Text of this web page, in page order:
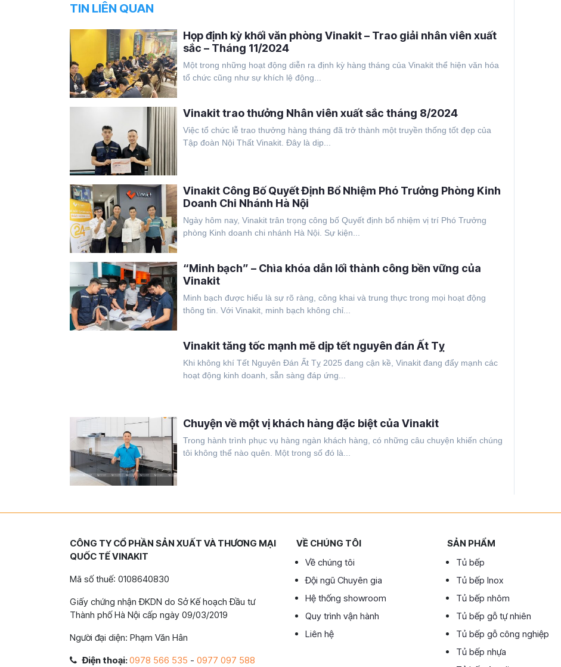
TIN LIÊN QUAN
Họp định kỳ khối văn phòng Vinakit – Trao giải nhân viên xuất
sắc – Tháng 11/2024
Một trong những hoạt động diễn ra định kỳ hàng tháng của Vinakit thể hiện văn hóa
tổ chức cũng như sự khích lệ động...
Vinakit trao thưởng Nhân viên xuất sắc tháng 8/2024
Việc tổ chức lễ trao thưởng hàng tháng đã trở thành một truyền thống tốt đẹp của
Tập đoàn Nội Thất Vinakit. Đây là dịp...
Vinakit Công Bố Quyết Định Bổ Nhiệm Phó Trưởng Phòng Kinh
Doanh Chi Nhánh Hà Nội
Ngày hôm nay, Vinakit trân trọng công bố Quyết định bổ nhiệm vị trí Phó Trưởng
phòng Kinh doanh chi nhánh Hà Nội. Sự kiện...
“Minh bạch” – Chìa khóa dẫn lối thành công bền vững của
Vinakit
Minh bạch được hiểu là sự rõ ràng, công khai và trung thực trong mọi hoạt động
thông tin. Với Vinakit, minh bạch không chỉ...
Vinakit tăng tốc mạnh mẽ dịp tết nguyên đán Ất Tỵ
Khi không khí Tết Nguyên Đán Ất Tỵ 2025 đang cận kề, Vinakit đang đẩy mạnh các
hoạt động kinh doanh, sẵn sàng đáp ứng...
Chuyện về một vị khách hàng đặc biệt của Vinakit
Trong hành trình phục vụ hàng ngàn khách hàng, có những câu chuyện khiến chúng
tôi không thể nào quên. Một trong số đó là...
CÔNG TY CỔ PHẦN SẢN XUẤT VÀ THƯƠNG MẠI
QUỐC TẾ VINAKIT
Mã số thuế: 0108640830
Giấy chứng nhận ĐKDN do Sở Kế hoạch Đầu tư
Thành phố Hà Nội cấp ngày 09/03/2019
Người đại diện: Phạm Văn Hân
Điện thoại:0978 566 535 - 0977 097 588
VỀ CHÚNG TÔI
Về chúng tôi
Đội ngũ Chuyên gia
Hệ thống showroom
Quy trình vận hành
Liên hệ
SẢN PHẨM
Tủ bếp
Tủ bếp Inox
Tủ bếp nhôm
Tủ bếp gỗ tự nhiên
Tủ bếp gỗ công nghiệp
Tủ bếp nhựa